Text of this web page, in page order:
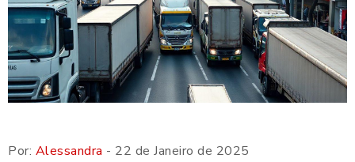
Por: Alessandra - 22 de Janeiro de 2025